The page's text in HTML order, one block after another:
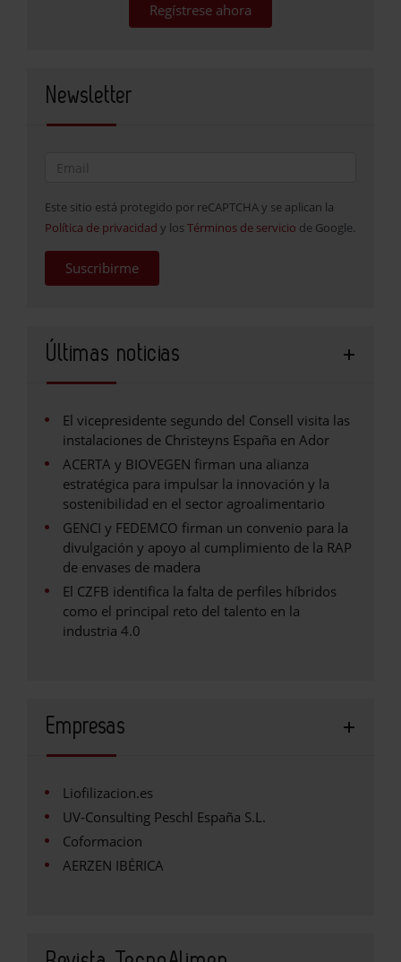
Regístrese ahora
Newsletter
Este sitio está protegido por reCAPTCHA y se aplican la
Política de privacidad y los Términos de servicio de Google.
Suscribirme
Últimas noticias
El vicepresidente segundo del Consell visita las
instalaciones de Christeyns España en Ador
ACERTA y BIOVEGEN firman una alianza
estratégica para impulsar la innovación y la
sostenibilidad en el sector agroalimentario
GENCI y FEDEMCO firman un convenio para la
divulgación y apoyo al cumplimiento de la RAP
de envases de madera
El CZFB identifica la falta de perfiles híbridos
como el principal reto del talento en la
industria 4.0
Empresas
Liofilizacion.es
UV-Consulting Peschl España S.L.
Coformacion
AERZEN IBÉRICA